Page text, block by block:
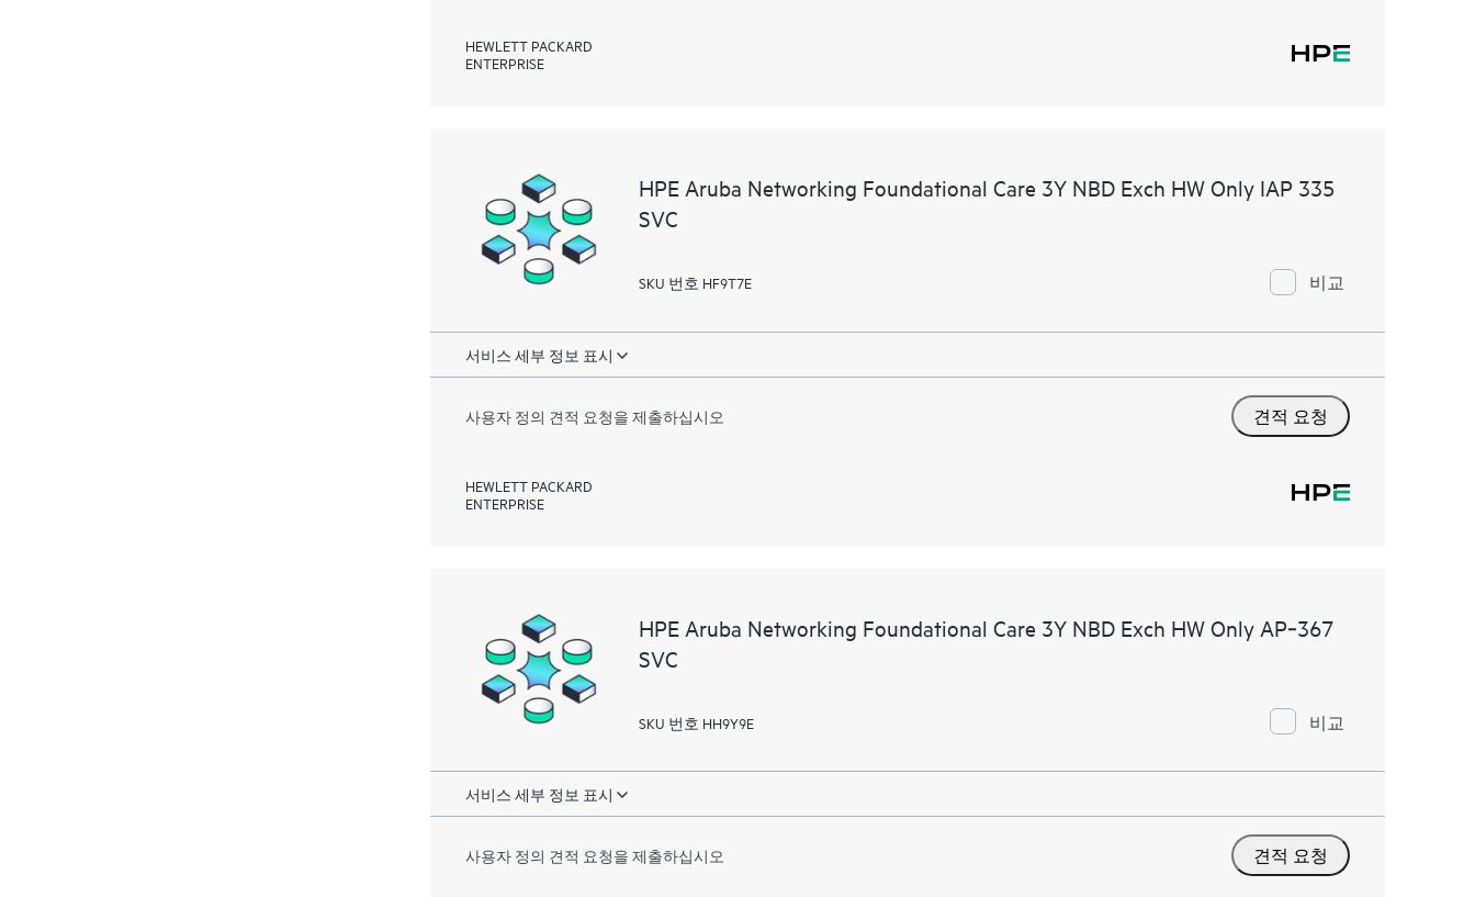
HEWLETT PACKARD
ENTERPRISE
HPE Aruba Networking Foundational Care 3Y NBD Exch HW Only IAP 335
SVC
SKU 번호 HF9T7E 비교
서비스 세부 정보 표시
사용자 정의 견적 요청을 제출하십시오 견적 요청
HEWLETT PACKARD
ENTERPRISE
HPE Aruba Networking Foundational Care 3Y NBD Exch HW Only AP‑367
SVC
SKU 번호 HH9Y9E 비교
서비스 세부 정보 표시
사용자 정의 견적 요청을 제출하십시오 견적 요청